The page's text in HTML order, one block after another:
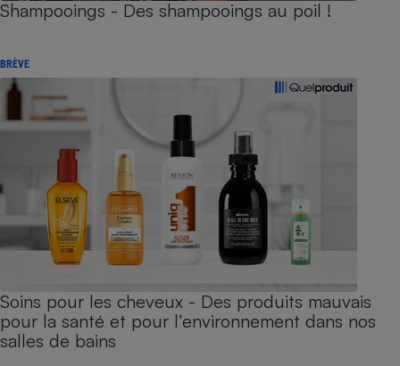
Shampooings - Des shampooings au poil !
BRÈVE
Soins pour les cheveux - Des produits mauvais
pour la santé et pour l’environnement dans nos
salles de bains